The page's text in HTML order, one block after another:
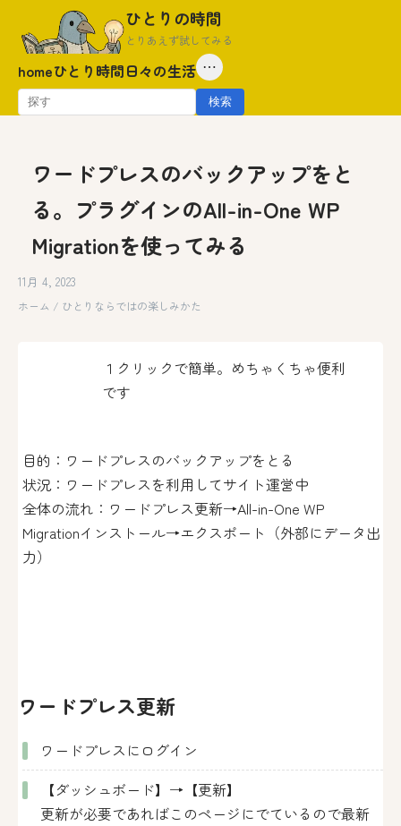
content
ひとりの時間
とりあえず試してみる
homeひとり時間日々の生活 ⋯
検
検索
ワードプレスのバックアップをと
る。プラグインのAll-in-One WP
Migrationを使ってみる
11月 4, 2023
ホーム / ひとりならではの楽しみかた
１クリックで簡単。めちゃくちゃ便利
です
目的：ワードプレスのバックアップをとる
状況：ワードプレスを利用してサイト運営中
全体の流れ：ワードプレス更新→All-in-One WP
Migrationインストール→エクスポート（外部にデータ出
力）
ワードプレス更新
ワードプレスにログイン
【ダッシュボード】→【更新】
更新が必要であればこのページにでているので最新